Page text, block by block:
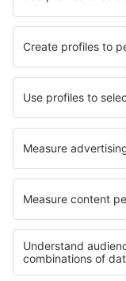
Hoteluri în Gualaco
Cele mai bune
Hoteluri în Kuah
Hoteluri în Monteaux
Hoteluri în Nong Kae
Hoteluri în Piedralaves
Cele mai bune